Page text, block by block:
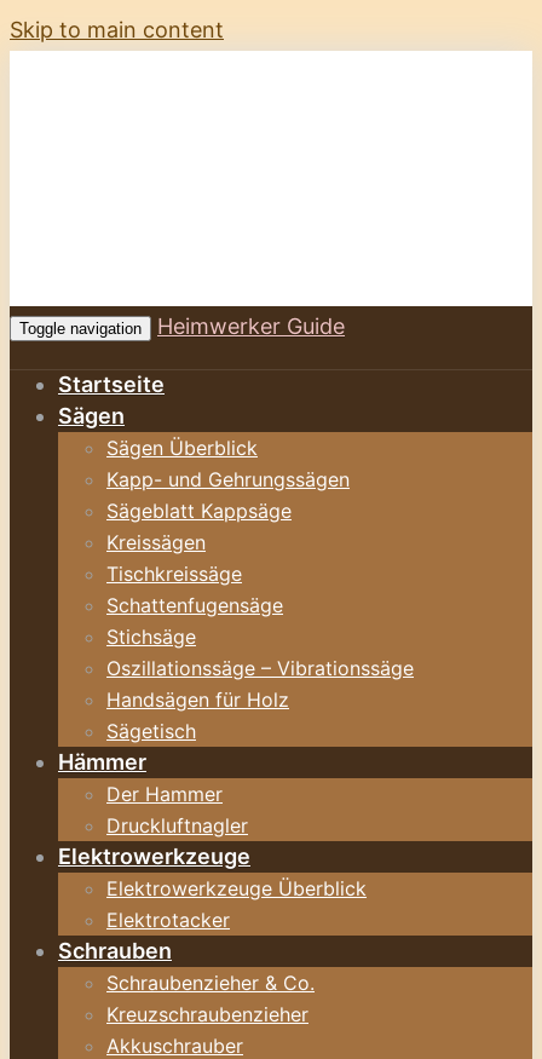
Skip to main content
Toggle navigation Heimwerker Guide
Startseite
Sägen
Sägen Überblick
Kapp- und Gehrungssägen
Sägeblatt Kappsäge
Kreissägen
Tischkreissäge
Schattenfugensäge
Stichsäge
Oszillationssäge – Vibrationssäge
Handsägen für Holz
Sägetisch
Hämmer
Der Hammer
Druckluftnagler
Elektrowerkzeuge
Elektrowerkzeuge Überblick
Elektrotacker
Schrauben
Schraubenzieher & Co.
Kreuzschraubenzieher
Akkuschrauber